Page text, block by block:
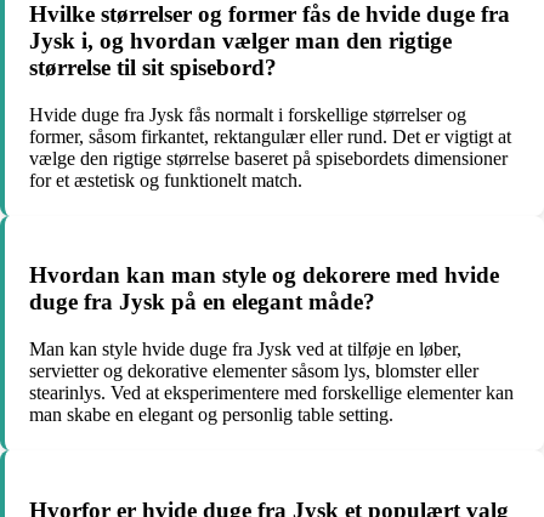
Hvilke størrelser og former fås de hvide duge fra
Jysk i, og hvordan vælger man den rigtige
størrelse til sit spisebord?
Hvide duge fra Jysk fås normalt i forskellige størrelser og
former, såsom firkantet, rektangulær eller rund. Det er vigtigt at
vælge den rigtige størrelse baseret på spisebordets dimensioner
for et æstetisk og funktionelt match.
Hvordan kan man style og dekorere med hvide
duge fra Jysk på en elegant måde?
Man kan style hvide duge fra Jysk ved at tilføje en løber,
servietter og dekorative elementer såsom lys, blomster eller
stearinlys. Ved at eksperimentere med forskellige elementer kan
man skabe en elegant og personlig table setting.
Hvorfor er hvide duge fra Jysk et populært valg